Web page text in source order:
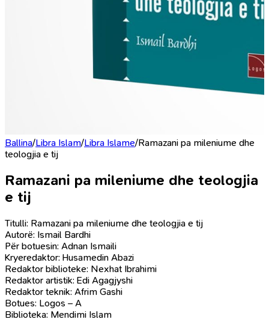
Ballina/Libra Islam/Libra Islame/Ramazani pa mileniume dhe
teologjia e tij
Ramazani pa mileniume dhe teologjia
e tij
Titulli: Ramazani pa mileniume dhe teologjia e tij
Autorë: Ismail Bardhi
Për botuesin: Adnan Ismaili
Kryeredaktor: Husamedin Abazi
Redaktor biblioteke: Nexhat Ibrahimi
Redaktor artistik: Edi Agagjyshi
Redaktor teknik: Afrim Gashi
Botues: Logos – A
Biblioteka: Mendimi Islam